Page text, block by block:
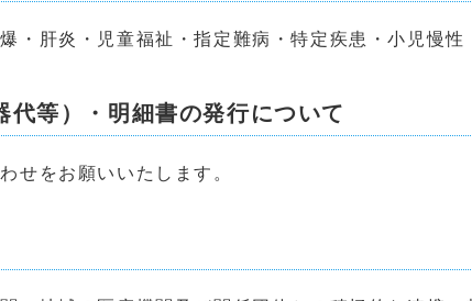
・肝炎・児童福祉・指定難病・特定疾患・小児慢性
等）・明細書の発行について
せをお願いいたします。